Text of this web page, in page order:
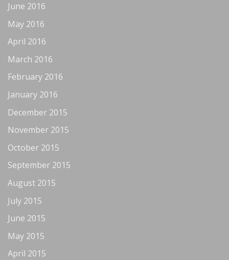
June 2016
May 2016
April 2016
March 2016
February 2016
January 2016
December 2015
November 2015
October 2015
September 2015
August 2015
July 2015
June 2015
May 2015
April 2015